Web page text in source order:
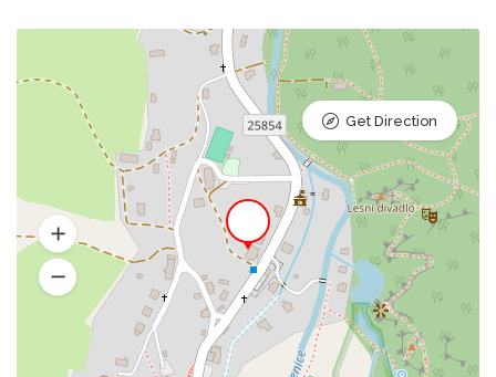
Get Direction